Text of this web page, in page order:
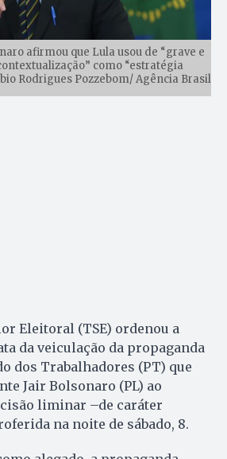
afirmou que Lula usou de “grave e
como “estratégia
Rodrigues Pozzebom/ Agência Brasil
Eleitoral (TSE) ordenou a
da veiculação da propaganda
dos Trabalhadores (PT) que
Jair Bolsonaro (PL) ao
liminar –de caráter
na noite de sábado, 8.